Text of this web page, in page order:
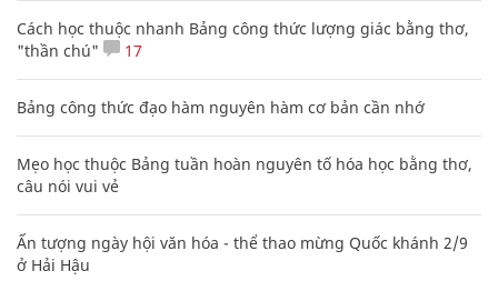
Cách học thuộc nhanh Bảng công thức lượng giác bằng thơ,
"thần chú"
17
Bảng công thức đạo hàm nguyên hàm cơ bản cần nhớ
Mẹo học thuộc Bảng tuần hoàn nguyên tố hóa học bằng thơ,
câu nói vui vẻ
Ấn tượng ngày hội văn hóa - thể thao mừng Quốc khánh 2/9
ở Hải Hậu